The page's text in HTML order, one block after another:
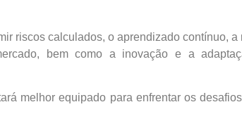
riscos calculados, o aprendizado contínuo,
bem como a inovação e a
melhor equipado para enfrentar os